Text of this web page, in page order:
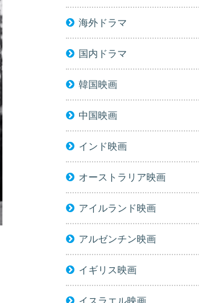
海外ドラマ
国内ドラマ
韓国映画
中国映画
インド映画
オーストラリア映画
アイルランド映画
アルゼンチン映画
イギリス映画
イスラエル映画